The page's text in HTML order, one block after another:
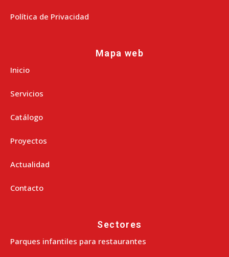
Política de Privacidad
Mapa web
Inicio
Servicios
Catálogo
Proyectos
Actualidad
Contacto
Sectores
Parques infantiles para restaurantes